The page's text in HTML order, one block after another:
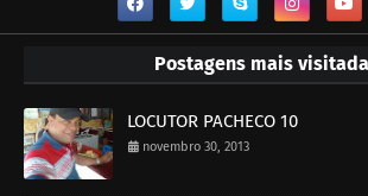
Postagens mais
LOCUTOR PACHECO 10
novembro 30, 2013